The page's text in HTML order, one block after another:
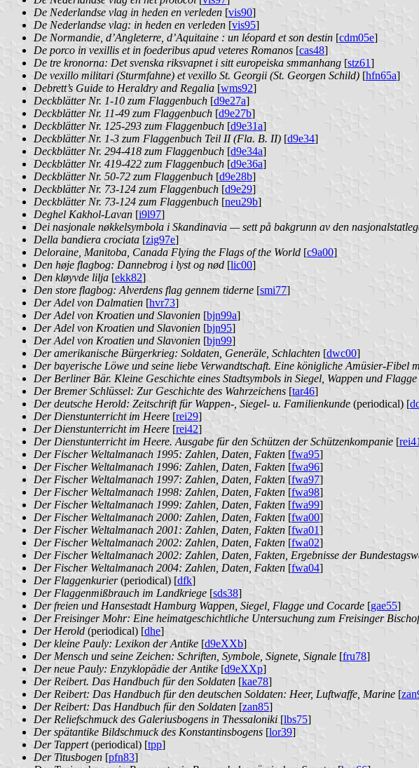
De Nederlandse vlag in heden en verleden [vis90]
De Nederlandse vlag: in heden en verleden [vis95]
De Normandie, d’Angleterre, d’Aquitaine : un léopard et son destin [cdm05e]
De porco in vexillis et in foederibus apud veteres Romanos [cas48]
De tre kronorna: Det svenska riksvapnet i sitt europeiska smmanhang [stz61]
De vexillo militari (Sturmfahne) et vexillo St. Georgii (St. Georgen Schild) [hfn65a]
Debrett’s Guide to Heraldry and Regalia [wms92]
Deckblätter Nr. 1-10 zum Flaggenbuch [d9e27a]
Deckblätter Nr. 11-49 zum Flaggenbuch [d9e27b]
Deckblätter Nr. 125-293 zum Flaggenbuch [d9e31a]
Deckblätter Nr. 1-3 zum Flaggenbuch Teil II (Fla. B. II) [d9e34]
Deckblätter Nr. 294-418 zum Flaggenbuch [d9e34a]
Deckblätter Nr. 419-422 zum Flaggenbuch [d9e36a]
Deckblätter Nr. 50-72 zum Flaggenbuch [d9e28b]
Deckblätter Nr. 73-124 zum Flaggenbuch [d9e29]
Deckblätter Nr. 73-124 zum Flaggenbuch [neu29b]
Deghel Kakhol-Lavan [i9l97]
Dei nasjonale nøkkelsymbola i Skandinavia — sett på bakgrunn av den
Della bandiera crociata [zig97e]
Deloraine, Manitoba, Canada Flying the Flags of the World [c9a00]
Den høje flagbog: Dannebrog i lyst og nød [lic00]
Den kløyvde lilja [ekk82]
Den store flagbog: Alverdens flag gennem tiderne [smi77]
Der Adel von Dalmatien [hvr73]
Der Adel von Kroatien und Slavonien [bjn99a]
Der Adel von Kroatien und Slavonien [bjn95]
Der Adel von Kroatien und Slavonien [bjn99]
Der amerikanische Bürgerkrieg: Soldaten, Generäle, Schlachten [dwc00]
Der bayerische Löwe und seine liebe Verwandtschaft. Eine königliche Amüsier-Fibel
Der Berliner Bär. Kleine Geschichte eines Stadtsymbols in Siegel, Wappen und Flagge
Der Bremer Schlüssel: Zur Geschichte des Wahrzeichens [tar46]
Der deutsche Herold: Zeitschrift für Wappen-, Siegel- u. Familienkunde (periodical) [
Der Dienstunterricht im Heere [rei29]
Der Dienstunterricht im Heere [rei42]
Der Dienstunterricht im Heere. Ausgabe für den Schützen der Schützenkompanie [rei41
Der Fischer Weltalmanach 1995: Zahlen, Daten, Fakten [fwa95]
Der Fischer Weltalmanach 1996: Zahlen, Daten, Fakten [fwa96]
Der Fischer Weltalmanach 1997: Zahlen, Daten, Fakten [fwa97]
Der Fischer Weltalmanach 1998: Zahlen, Daten, Fakten [fwa98]
Der Fischer Weltalmanach 1999: Zahlen, Daten, Fakten [fwa99]
Der Fischer Weltalmanach 2000: Zahlen, Daten, Fakten [fwa00]
Der Fischer Weltalmanach 2001: Zahlen, Daten, Fakten [fwa01]
Der Fischer Weltalmanach 2002: Zahlen, Daten, Fakten [fwa02]
Der Fischer Weltalmanach 2002: Zahlen, Daten, Fakten, Ergebnisse der
Der Fischer Weltalmanach 2004: Zahlen, Daten, Fakten [fwa04]
Der Flaggenkurier(periodical) [dfk]
Der Flaggenmißbrauch im Landkriege [sds38]
Der freien und Hansestadt Hamburg Wappen, Siegel, Flagge und Cocarde [gae55]
Der Freisinger Mohr: Eine heimatgeschichtliche Untersuchung zum Freisinger
Der Herold (periodical) [dhe]
Der kleine Pauly: Lexikon der Antike [d9eXXb]
Der Mensch und seine Zeichen: Schriften, Symbole, Signete, Signale [fru78]
Der neue Pauly: Enzyklopädie der Antike [d9eXXp]
Der Reibert. Das Handbuch für den Soldaten [kae78]
Der Reibert: Das Handbuch für den deutschen Soldaten: Heer, Luftwaffe, Marine [
Der Reibert: Das Handbuch für den Soldaten [zan85]
Der Reliefschmuck des Galeriusbogens in Thessaloniki [lbs75]
Der spätantike Bildschmuck des Konstantinsbogens [lor39]
Der Tappert(periodical) [tpp]
Der Titusbogen [pfn83]